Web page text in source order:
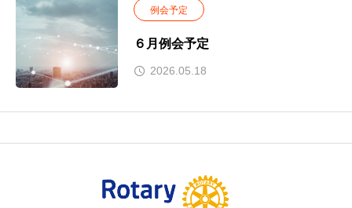
例会予定
６月例会予定
2026.05.18